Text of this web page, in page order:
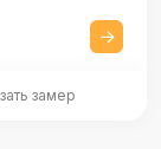
замер